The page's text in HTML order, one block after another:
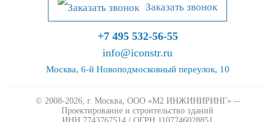
Заказать звонок
+7 495 532-56-55
info@iconstr.ru
Москва, 6-й Новоподмосковный переулок, 10
© 2008-2026, г. Москва, ООО «М2 ИНЖИНИРИНГ» --
Проектирование и строительство зданий